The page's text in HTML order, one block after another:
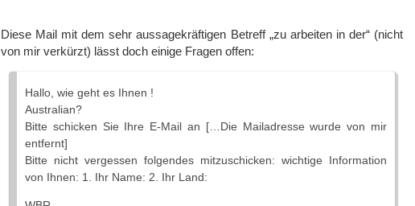
Diese Mail mit dem sehr aussagekräftigen Betreff „zu arbeiten in der“ (nicht
von mir verkürzt) lässt doch einige Fragen offen:
Hallo, wie geht es Ihnen !
Australian?
Bitte schicken Sie Ihre E-Mail an […Die Mailadresse wurde von mir
entfernt]
Bitte nicht vergessen folgendes mitzuschicken: wichtige Information
von Ihnen: 1. Ihr Name: 2. Ihr Land: